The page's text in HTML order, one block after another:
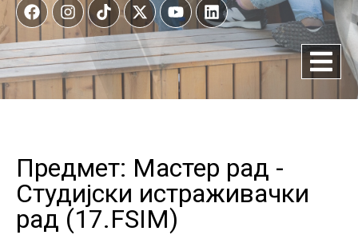
Предмет: Мастер рад -
Студијски истраживачки
рад (17.FSIM)